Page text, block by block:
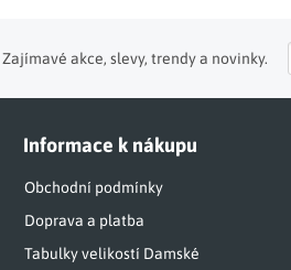
Zajímavé akce, slevy, trendy a novinky.
Informace k nákupu
Obchodní podmínky
Doprava a platba
Tabulky velikostí Damské